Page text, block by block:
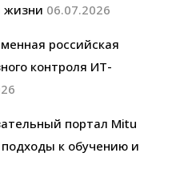
жизни 06.07.2026
российская
контроля ИТ-
портал Mitu
к обучению и